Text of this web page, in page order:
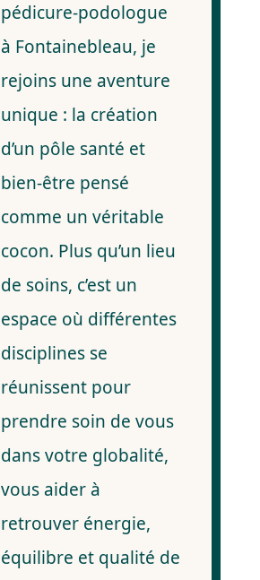
pédicure-podologue
à Fontainebleau, je
rejoins une aventure
unique : la création
d’un pôle santé et
bien-être pensé
comme un véritable
cocon. Plus qu’un lieu
de soins, c’est un
espace où différentes
disciplines se
réunissent pour
prendre soin de vous
dans votre globalité,
vous aider à
retrouver énergie,
équilibre et qualité de